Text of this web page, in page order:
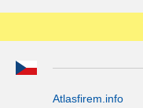
Atlasfirem.info